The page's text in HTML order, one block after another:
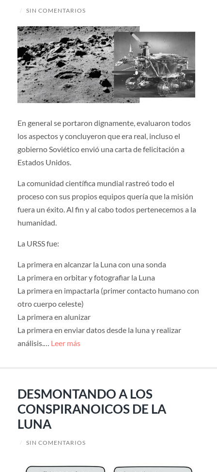
/ SIN COMENTARIOS
En general se portaron dignamente, evaluaron todos
los aspectos y concluyeron que era real, incluso el
gobierno Soviético envió una carta de felicitación a
Estados Unidos.
La comunidad científica mundial rastreó todo el
proceso con sus propios equipos quería que la misión
fuera un éxito. Al fin y al cabo todos pertenecemos a la
humanidad.
La URSS fue:
La primera en alcanzar la Luna con una sonda
La primera en orbitar y fotografiar la Luna
La primera en impactarla (primer contacto humano con
otro cuerpo celeste)
La primera en alunizar
La primera en enviar datos desde la luna y realizar
análisis.… Leer más
DESMONTANDO A LOS
CONSPIRANOICOS DE LA
LUNA
/ SIN COMENTARIOS